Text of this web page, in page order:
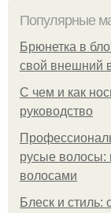
Популярные
Брюнетка в
свой внешний
С чем и как
руководство
русые волосы:
волосами
Блеск и